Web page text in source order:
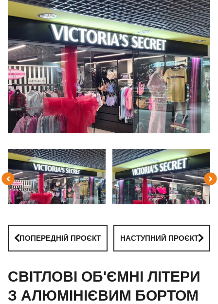
ПОПЕРЕДНІЙ ПРОЄКТ НАСТУПНИЙ ПРОЄКТ
СВІТЛОВІ ОБ'ЄМНІ ЛІТЕРИ
З АЛЮМІНІЄВИМ БОРТОМ